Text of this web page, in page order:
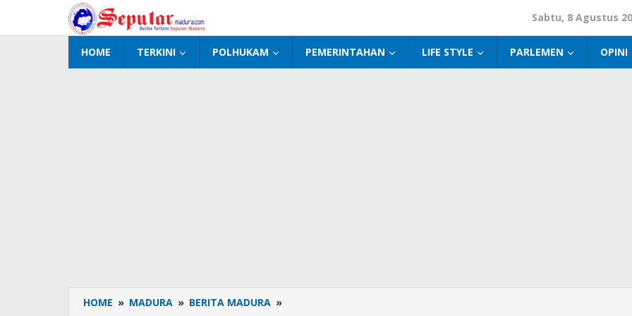
konten
Sabtu, 8 Agustus
HOME TERKINI POLHUKAM PEMERINTAHAN LIFE STYLE PARLEMEN OPINI
HOME » MADURA » BERITA MADURA »